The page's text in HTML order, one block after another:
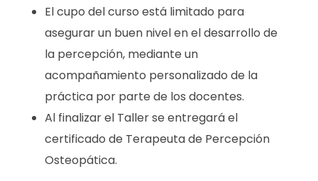
El cupo del curso está limitado para
asegurar un buen nivel en el desarrollo de
la percepción, mediante un
acompañamiento personalizado de la
práctica por parte de los docentes.
Al finalizar el Taller se entregará el
certificado de Terapeuta de Percepción
Osteopática.